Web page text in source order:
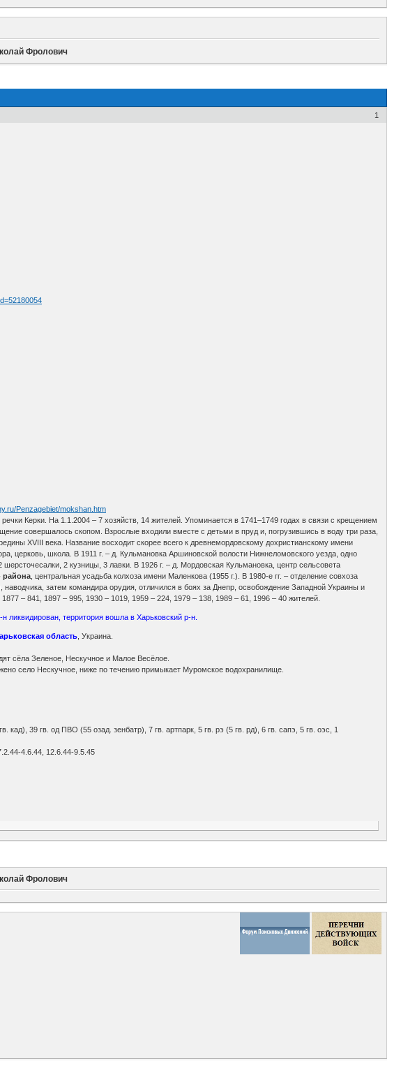
Фролович
1
Penzagebiet/mokshan.htm
Керки. На 1.1.2004 – 7 хозяйств, 14 жителей. Упоминается в 1741–1749 годах в связи с крещением
совершалось скопом. Взрослые входили вместе с детьми в пруд и, погрузившись в воду три раза,
XVIII века. Название восходит скорее всего к древнемордовскому дохристианскому имени
церковь, школа. В 1911 г. – д. Кульмановка Аршиновской волости Нижнеломовского уезда, одно
2 кузницы, 3 лавки. В 1926 г. – д. Мордовская Кульмановка, центр сельсовета
района , центральная усадьба колхоза имени Маленкова (1955 г.). В 1980-е гг. – отделение совхоза
затем командира орудия, отличился в боях за Днепр, освобождение Западной Украины и
– 841, 1897 – 995, 1930 – 1019, 1959 – 224, 1979 – 138, 1989 – 61, 1996 – 40 жителей.
территория вошла в Харьковский р-н.
область , Украина.
сёла Зеленое, Нескучное и Малое Весёлое.
село Нескучное, ниже по течению примыкает Муромское водохранилище.
кад), 39 гв. од ПВО (55 озад. зенбатр), 7 гв. артпарк, 5 гв. рэ (5 гв. рд), 6 гв. сапэ, 5 гв. оэс, 1
4.6.44, 12.6.44-9.5.45
Фролович